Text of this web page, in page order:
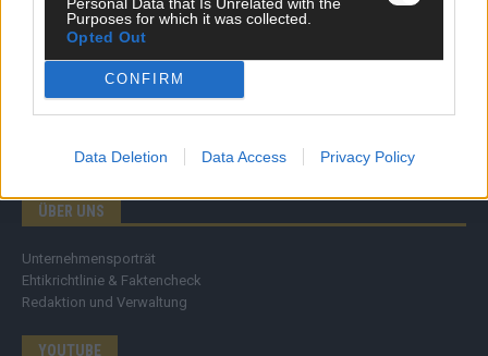
Purposes for which it was collected.
Opted Out
CONFIRM
Data Deletion Data Access Privacy Policy
FLASH – DAS VIDEOPORTAL
ÜBER UNS
Unternehmensporträt
Ehtikrichtlinie & Faktencheck
Redaktion und Verwaltung
YOUTUBE